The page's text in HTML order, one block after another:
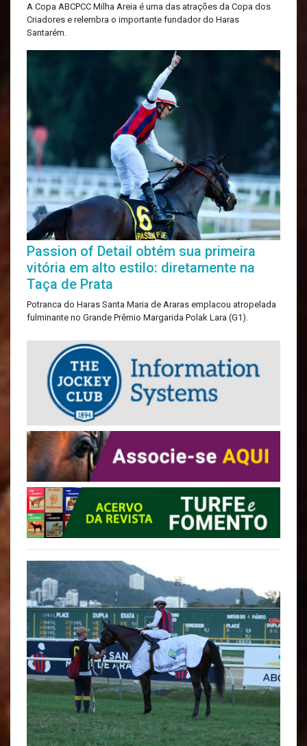
A Copa ABCPCC Milha Areia é uma das atrações da Copa dos
Criadores e relembra o importante fundador do Haras
Santarém.
Passion of Detail obtém sua primeira
vitória em alto estilo: diretamente na
Taça de Prata
Potranca do Haras Santa Maria de Araras emplacou atropelada
fulminante no Grande Prêmio Margarida Polak Lara (G1).